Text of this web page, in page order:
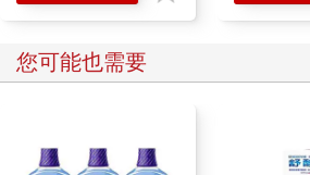
您可能也需要